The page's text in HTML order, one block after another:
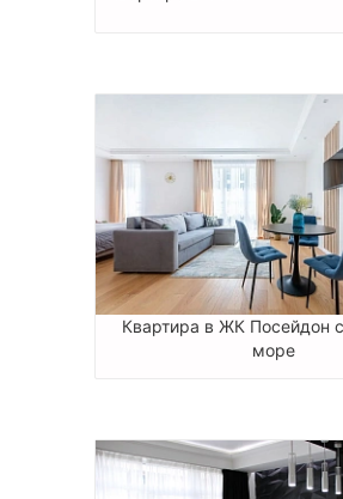
Квартира в ЖК Посейдон
море